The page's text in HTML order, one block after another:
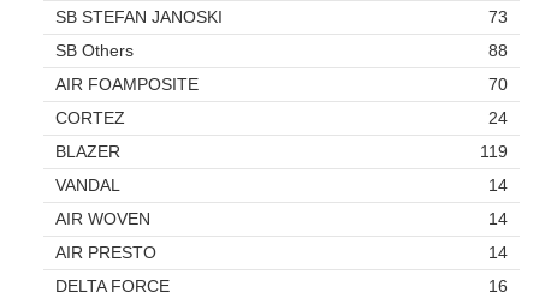
SB STEFAN JANOSKI
73
SB Others
88
AIR FOAMPOSITE
70
CORTEZ
24
BLAZER
119
VANDAL
14
AIR WOVEN
14
AIR PRESTO
14
DELTA FORCE
16